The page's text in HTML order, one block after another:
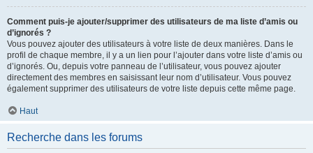
Comment puis-je ajouter/supprimer des utilisateurs de ma liste d’amis ou
d’ignorés ?
Vous pouvez ajouter des utilisateurs à votre liste de deux manières. Dans le
profil de chaque membre, il y a un lien pour l’ajouter dans votre liste d’amis ou
d’ignorés. Ou, depuis votre panneau de l’utilisateur, vous pouvez ajouter
directement des membres en saisissant leur nom d’utilisateur. Vous pouvez
également supprimer des utilisateurs de votre liste depuis cette même page.
Haut
Recherche dans les forums